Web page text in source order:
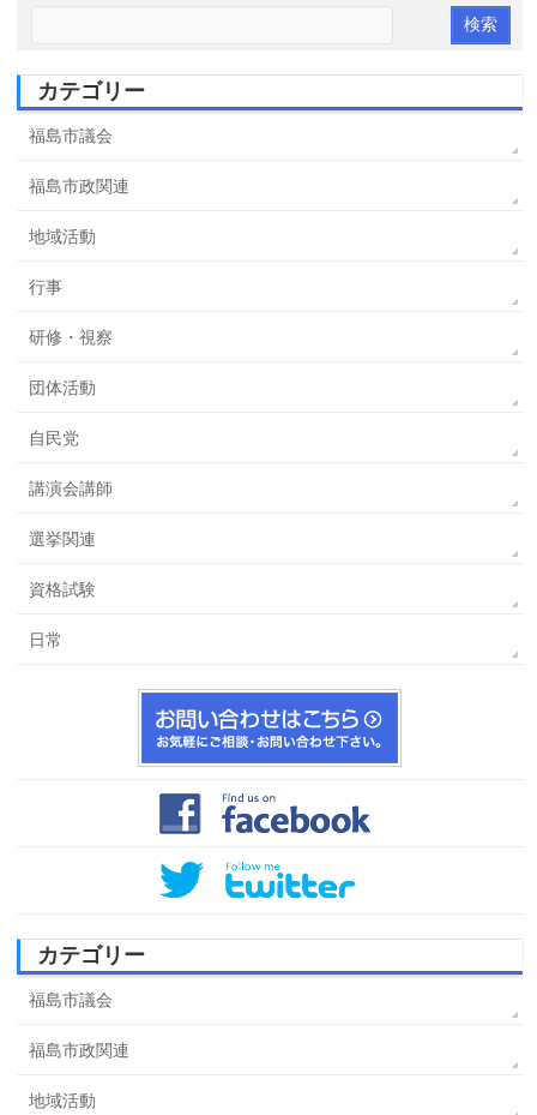
カテゴリー
福島市議会
福島市政関連
地域活動
行事
研修・視察
団体活動
自民党
講演会講師
選挙関連
資格試験
日常
カテゴリー
福島市議会
福島市政関連
地域活動